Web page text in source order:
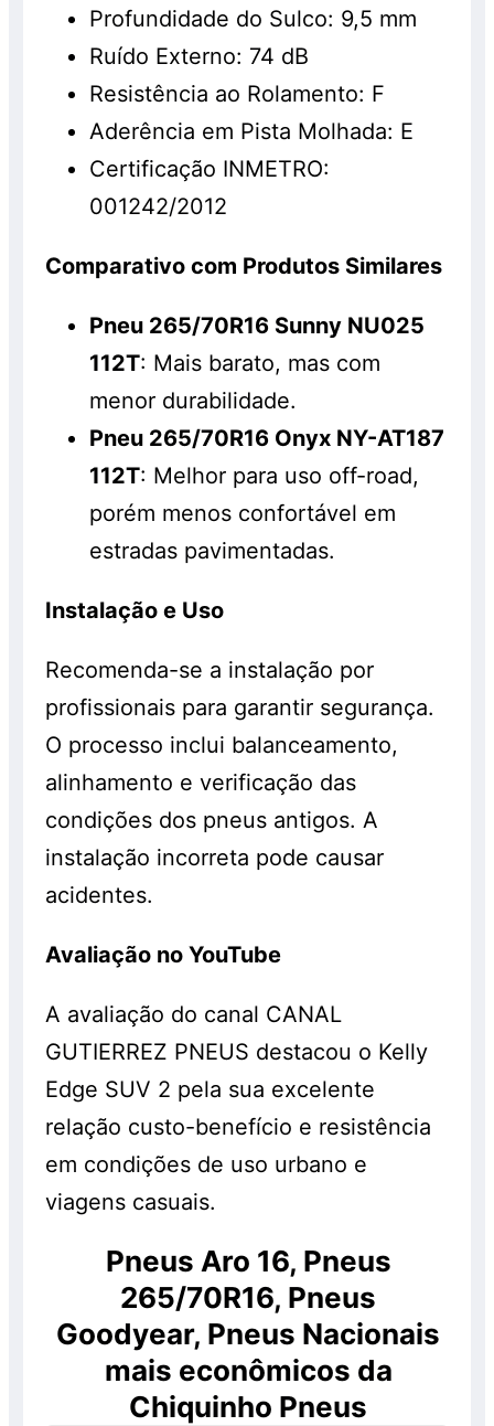
Profundidade do Sulco: 9,5 mm
Ruído Externo: 74 dB
Resistência ao Rolamento: F
Aderência em Pista Molhada: E
Certificação INMETRO:
001242/2012
Comparativo com Produtos Similares
Pneu 265/70R16 Sunny NU025
112T: Mais barato, mas com
menor durabilidade.
Pneu 265/70R16 Onyx NY-AT187
112T: Melhor para uso off-road,
porém menos confortável em
estradas pavimentadas.
Instalação e Uso
Recomenda-se a instalação por
profissionais para garantir segurança.
O processo inclui balanceamento,
alinhamento e verificação das
condições dos pneus antigos. A
instalação incorreta pode causar
acidentes.
Avaliação no YouTube
A avaliação do canal CANAL
GUTIERREZ PNEUS destacou o Kelly
Edge SUV 2 pela sua excelente
relação custo-benefício e resistência
em condições de uso urbano e
viagens casuais.
Pneus Aro 16, Pneus
265/70R16, Pneus
Goodyear, Pneus Nacionais
mais econômicos da
Chiquinho Pneus